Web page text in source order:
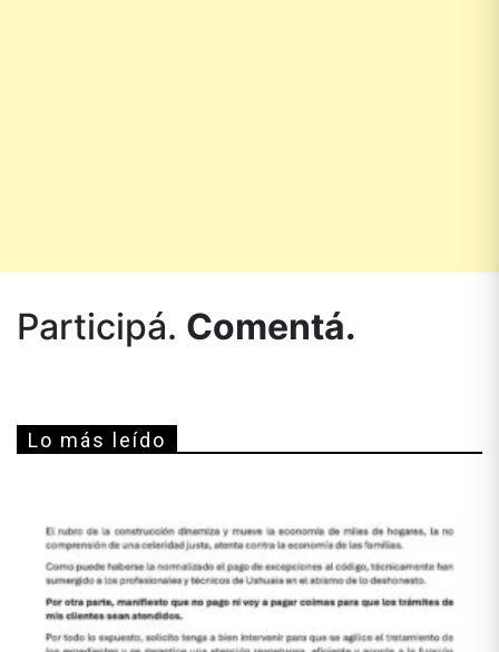
Participá. Comentá.
Lo más leído